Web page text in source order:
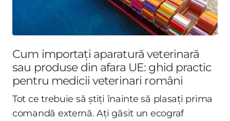
Cum importați aparatură veterinară
sau produse din afara UE: ghid practic
pentru medicii veterinari români
Tot ce trebuie să știți înainte să plasați prima
comandă externă. Ați găsit un ecograf